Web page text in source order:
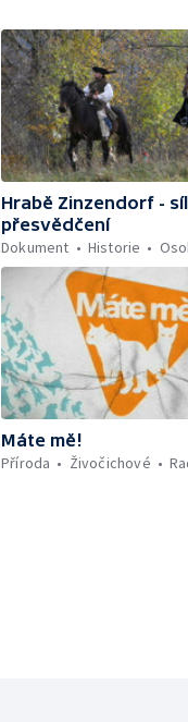
Hrabě Zinzendorf -
přesvědčení
Dokument
Historie
Máte mě!
Příroda
Živočichové